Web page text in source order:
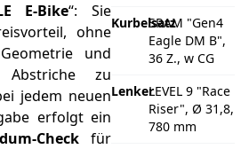
E‑Bike“: Sie
ohne
und
Abstriche zu
jedem neuen
erfolgt ein
für
KurbelsatzSRAM "Gen4
Eagle DM B",
36 Z., w CG
LenkerLEVEL 9 "Race
Riser", Ø 31,8,
780 mm